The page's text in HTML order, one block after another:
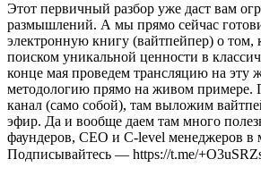
Этот первичный разбор уже даст вам
размышлений. А мы прямо сейчас
электронную книгу (вайтпейпер) о том,
поиском уникальной ценности в
конце мая проведем трансляцию на
методологию прямо на живом примере.
канал (само собой), там выложим
эфир. Да и вообще даем там много
фаундеров, CEO и С-level менеджеров в
Подписывайтесь — https://t.me/